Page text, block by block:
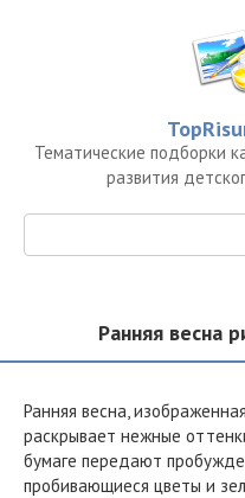
Тематические подборки
развития
Ранняя весна
Ранняя весна,
раскрывает нежные
бумаге передают
пробивающиеся цветы и